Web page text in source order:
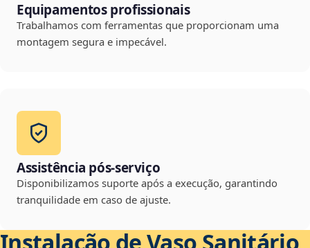
Equipamentos profissionais
Trabalhamos com ferramentas que proporcionam uma
montagem segura e impecável.
Assistência pós-serviço
Disponibilizamos suporte após a execução, garantindo
tranquilidade em caso de ajuste.